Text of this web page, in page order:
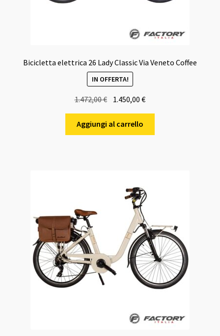
Bicicletta elettrica 26 Lady Classic Via Veneto Coffee
IN OFFERTA!
1.472,00€
originale
era:
1.450,00€Il
è:
Aggiungi al carrello